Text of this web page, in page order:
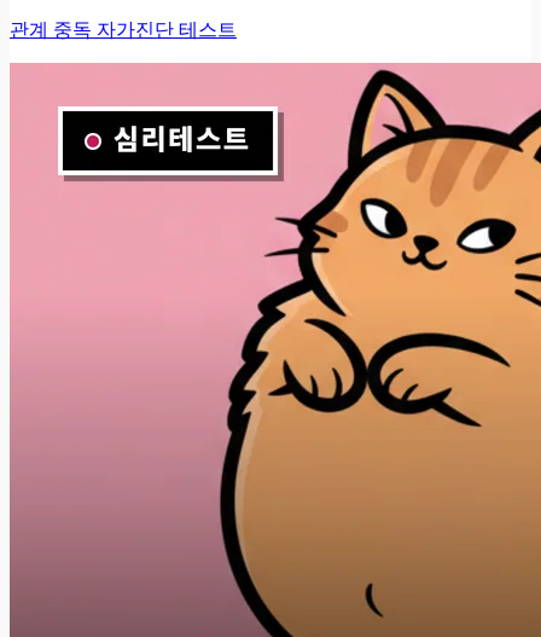
관계 중독 자가진단 테스트